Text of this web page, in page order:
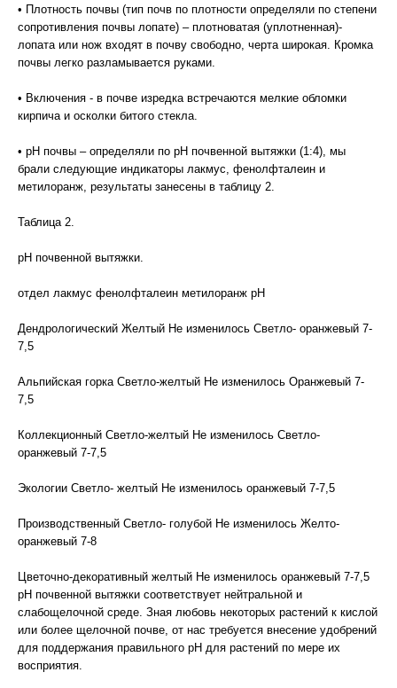
• Плотность почвы (тип почв по плотности определяли по степени
сопротивления почвы лопате) – плотноватая (уплотненная)-
лопата или нож входят в почву свободно, черта широкая. Кромка
почвы легко разламывается руками.
• Включения - в почве изредка встречаются мелкие обломки
кирпича и осколки битого стекла.
• рН почвы – определяли по pH почвенной вытяжки (1:4), мы
брали следующие индикаторы лакмус, фенолфталеин и
метилоранж, результаты занесены в таблицу 2.
Таблица 2.
pH почвенной вытяжки.
отдел лакмус фенолфталеин метилоранж pH
Дендрологический Желтый Не изменилось Светло- оранжевый 7-
7,5
Альпийская горка Светло-желтый Не изменилось Оранжевый 7-
7,5
Коллекционный Светло-желтый Не изменилось Светло-
оранжевый 7-7,5
Экологии Светло- желтый Не изменилось оранжевый 7-7,5
Производственный Светло- голубой Не изменилось Желто-
оранжевый 7-8
Цветочно-декоративный желтый Не изменилось оранжевый 7-7,5
рН почвенной вытяжки соответствует нейтральной и
слабощелочной среде. Зная любовь некоторых растений к кислой
или более щелочной почве, от нас требуется внесение удобрений
для поддержания правильного pH для растений по мере их
восприятия.